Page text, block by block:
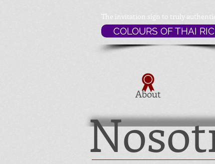
About
The invitation sign to truly
COLOURS OF THAI